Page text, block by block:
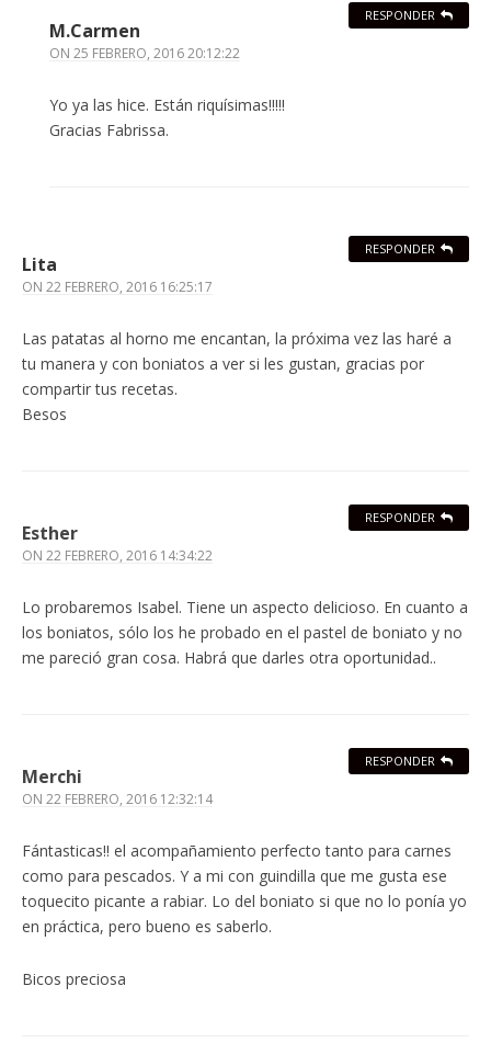
M.Carmen
ON 25 FEBRERO, 2016 20:12:22
Yo ya las hice. Están riquísimas!!!!!
Gracias Fabrissa.
RESPONDER
Lita
ON 22 FEBRERO, 2016 16:25:17
Las patatas al horno me encantan, la próxima vez las haré a
tu manera y con boniatos a ver si les gustan, gracias por
compartir tus recetas.
Besos
RESPONDER
Esther
ON 22 FEBRERO, 2016 14:34:22
Lo probaremos Isabel. Tiene un aspecto delicioso. En cuanto a
los boniatos, sólo los he probado en el pastel de boniato y no
me pareció gran cosa. Habrá que darles otra oportunidad..
RESPONDER
Merchi
ON 22 FEBRERO, 2016 12:32:14
Fántasticas!! el acompañamiento perfecto tanto para carnes
como para pescados. Y a mi con guindilla que me gusta ese
toquecito picante a rabiar. Lo del boniato si que no lo ponía yo
en práctica, pero bueno es saberlo.
Bicos preciosa
RESPONDER